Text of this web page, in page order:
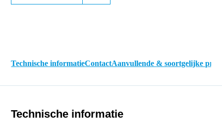
Technische informatieContactAanvullende & soortgelijke
Technische informatie